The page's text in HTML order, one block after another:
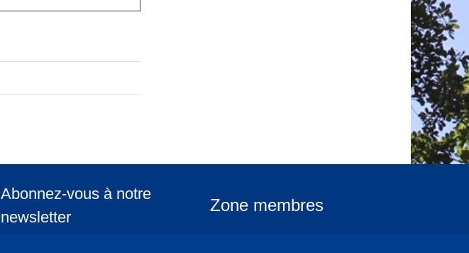
Abonnez-vous à notre
newsletter
Zone membres